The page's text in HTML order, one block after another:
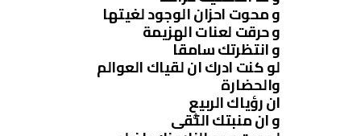
و محوت احزان الوجود لغيتها
و حرقت لعنات الهزيمة
و انتظرتك سامقا
لو كنت ادرك ان لقياك العوالم
والحضارة
ان رؤياك الربيع
و ان منبتك التُّقى